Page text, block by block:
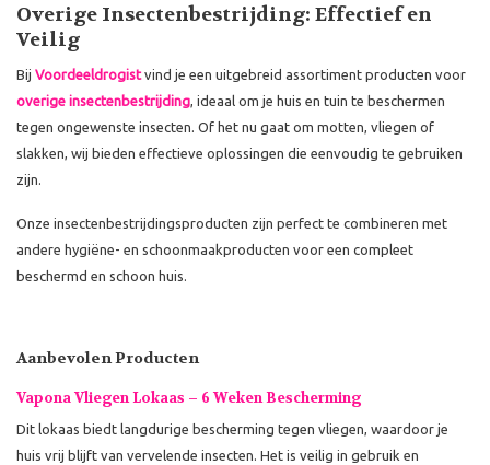
Overige Insectenbestrijding: Effectief en
Veilig
Bij Voordeeldrogistvind je een uitgebreid assortiment producten voor
overige insectenbestrijding , ideaal om je huis en tuin te beschermen
tegen ongewenste insecten. Of het nu gaat om motten, vliegen of
slakken, wij bieden effectieve oplossingen die eenvoudig te gebruiken
zijn.
Onze insectenbestrijdingsproducten zijn perfect te combineren met
andere hygiëne- en schoonmaakproducten voor een compleet
beschermd en schoon huis.
Aanbevolen Producten
Vapona Vliegen Lokaas – 6 Weken Bescherming
Dit lokaas biedt langdurige bescherming tegen vliegen, waardoor je
huis vrij blijft van vervelende insecten. Het is veilig in gebruik en